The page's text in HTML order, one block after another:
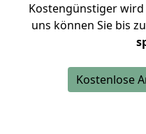
Kostengünstiger
uns können Sie bis zu
Kostenlose